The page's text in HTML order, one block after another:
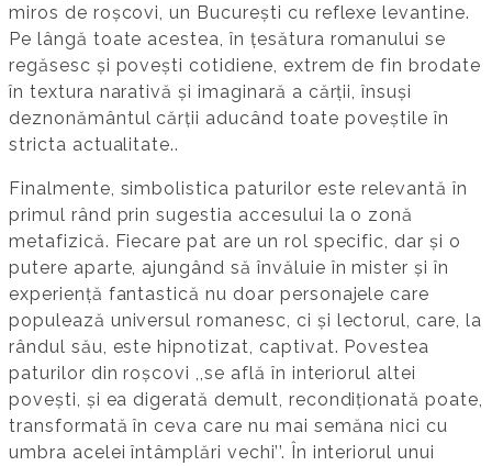
miros de roșcovi, un București cu reflexe levantine.
Pe lângă toate acestea, în țesătura romanului se
regăsesc și povești cotidiene, extrem de fin brodate
în textura narativă și imaginară a cărții, însuși
deznonământul cărții aducând toate poveștile în
stricta actualitate..
Finalmente, simbolistica paturilor este relevantă în
primul rând prin sugestia accesului la o zonă
metafizică. Fiecare pat are un rol specific, dar și o
putere aparte, ajungând să învăluie în mister și în
experiență fantastică nu doar personajele care
populează universul romanesc, ci și lectorul, care, la
rândul său, este hipnotizat, captivat. Povestea
paturilor din roșcovi ,,se află în interiorul altei
povești, și ea digerată demult, recondiționată poate,
transformată în ceva care nu mai semăna nici cu
umbra acelei întâmplări vechi’’. În interiorul unui